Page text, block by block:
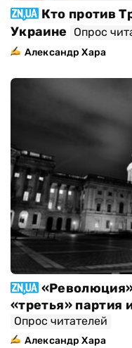
Кто против
Украине
Опрос
Александр Хара
«третья» партия
Опрос читателей
Александр Хара